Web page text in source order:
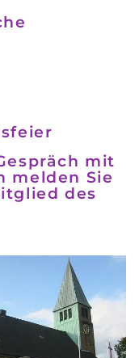
mit
melden Sie
des